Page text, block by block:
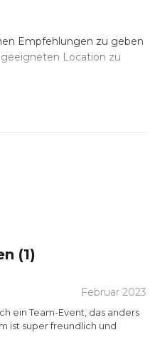
einzutauchen und als
Werk zu schaffen.
Equipments
Empfehlungen zu geben
Location zu
(1)
Februar 2023
ein Team-Event, das anders
ist super freundlich und